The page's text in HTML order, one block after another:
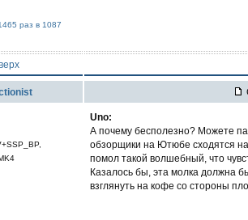
раз в 1087
Uno:
А почему бесполезно? Можете
обзорщики на Ютюбе сходятся
помол такой волшебный, что
Казалось бы, эта молка должна
взглянуть на кофе со стороны